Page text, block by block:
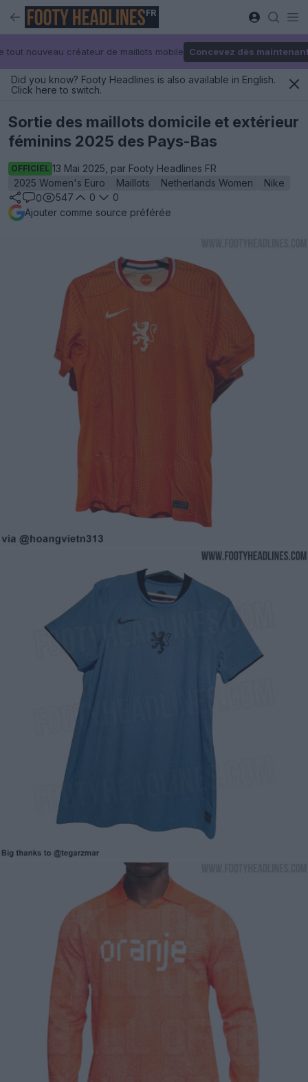
FR
tout nouveau créateur de maillots mobile Concevez dès
Did you know? Footy Headlines is also available in English.
Click here to switch.
Sortie des maillots domicile et extérieur
féminins 2025 des Pays-Bas
OFFICIEL 13 Mai 2025, par Footy Headlines FR
2025 Women's Euro
Maillots Netherlands Women
Nike
0
547 0
0
Ajouter comme source préférée